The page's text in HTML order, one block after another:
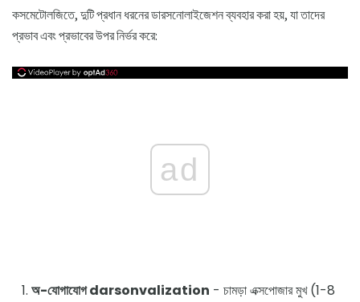
কসমেটোলজিতে, দুটি প্রধান ধরনের ডারসনোলাইজেশন ব্যবহার করা হয়, যা তাদের
প্রভাব এবং প্রভাবের উপর নির্ভর করে:
ad
অ-যোগাযোগ darsonvalization - চামড়া এক্সপোজার মুখ (1-8